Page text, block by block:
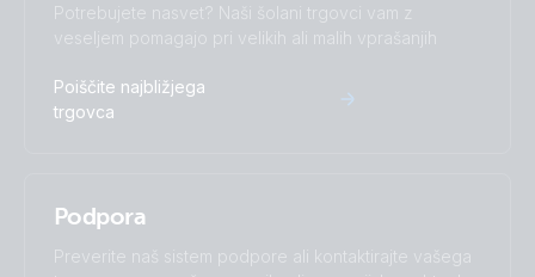
Potrebujete nasvet? Naši šolani trgovci vam z
veseljem pomagajo pri velikih ali malih vprašanjih
Poiščite najbližjega
trgovca
Podpora
Preverite naš sistem podpore ali kontaktirajte vašega